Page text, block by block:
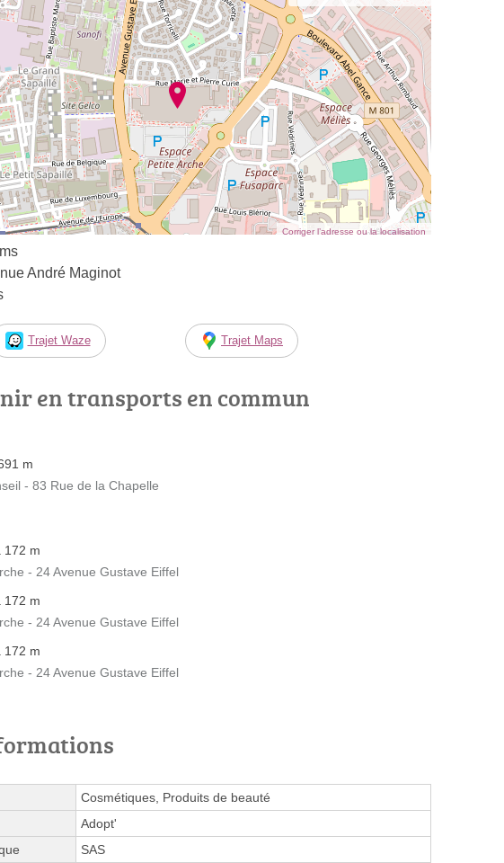
Corriger l’adresse ou la localisation
André Maginot
Trajet Waze Trajet Maps
en transports en commun
m
- 83 Rue de la Chapelle
172 m
- 24 Avenue Gustave Eiffel
172 m
- 24 Avenue Gustave Eiffel
172 m
- 24 Avenue Gustave Eiffel
Cosmétiques, Produits de beauté
Adopt'
SAS